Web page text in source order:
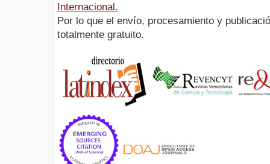
Internacional.
Por lo que el envío, procesamiento y
totalmente gratuito.